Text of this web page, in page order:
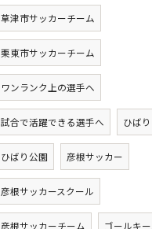
草津市サッカーチーム
栗東市サッカーチーム
ワンランク上の選手へ
試合で活躍できる選手へ ひばり
ひばり公園 彦根サッカー
彦根サッカースクール
彦根サッカーチーム ゴールキ